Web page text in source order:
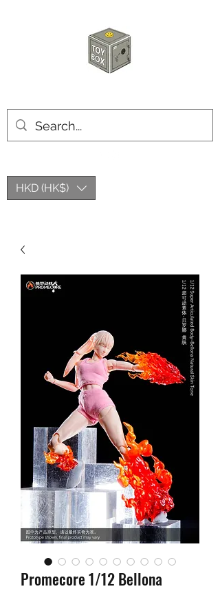
HKD (HK$)
Promecore 1/12 Bellona